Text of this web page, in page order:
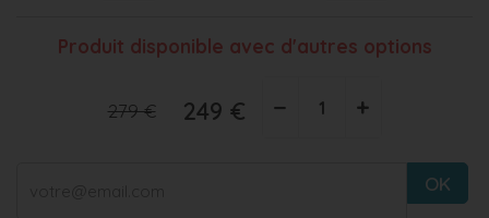
(1 avis)
Produit disponible avec d'autres options
279 € 249 € − +
OK